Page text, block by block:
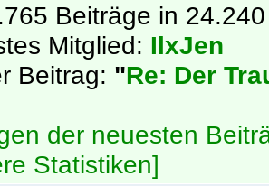
Beiträge in
Mitglied: IlxJen
Beitrag: "Re: Der
der neuesten
Statistiken]